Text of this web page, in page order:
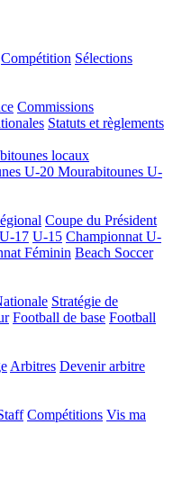
Compétition Sélections
Commissions
Statuts et règlements
locaux
U-20 Mourabitounes U-
Coupe du Président
U-17 U-15 Championnat U-
Féminin Beach Soccer
Stratégie de
Football de base Football
Arbitres Devenir arbitre
Compétitions Vis ma